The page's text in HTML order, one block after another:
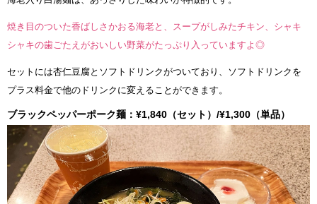
焼き目のついた香ばしさかおる海老と、スープがしみたチキン、シャキ
シャキの歯ごたえがおいしい野菜がたっぷり入っていますよ◎
セットには杏仁豆腐とソフトドリンクがついており、ソフトドリンクを
プラス料金で他のドリンクに変えることができます。
ブラックペッパーポーク麺：¥1,840（セット）/¥1,300（単品）